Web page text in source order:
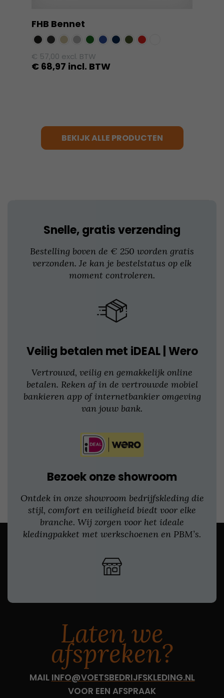
FHB Bennet
€ 57,00 excl. BTW
€ 68,97 incl. BTW
variaties.
productpagina
BEKIJK ALLE PRODUCTEN
Snelle, gratis verzending
Bestelling boven de € 250 worden gratis
verzonden. Je kan je bestelstatus op elk
moment controleren.
Veilig betalen met iDEAL | Wero
Vertrouwd, veilig en gemakkelijk online
betalen. Reken af in de vertrouwde mobiel
bankieren app of internetbankier omgeving
van jouw bank.
Bezoek onze showroom
Ontdek in onze showroom bedrijfskleding die
stijl, comfort en veiligheid biedt voor elke
branche. Wij zorgen voor het ideale
kledingpakket met werkschoenen en PBM’s.
Laten we
afspreken?
MAIL INFO@VOETSBEDRIJFSKLEDING.NL
VOOR EEN AFSPRAAK